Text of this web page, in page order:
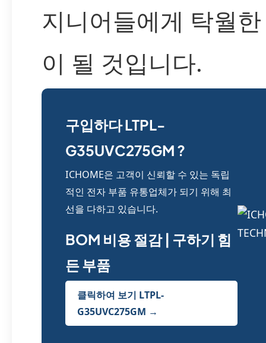
지니어들에게 탁월
이 될 것입니다.
구입하다 LTPL-
G35UVC275GM ?
ICHOME은 고객이 신뢰할 수 있는 독립
적인 전자 부품 유통업체가 되기 위해 최
선을 다하고 있습니다.
BOM 비용 절감 | 구하기 힘
든 부품
클릭하여 보기 LTPL-
G35UVC275GM →